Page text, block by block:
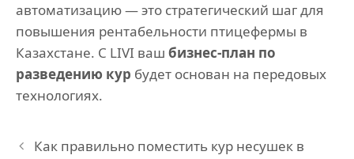
автоматизацию — это стратегический шаг для
повышения рентабельности птицефермы в
Казахстане. С LIVI ваш бизнес-план по
разведению кур будет основан на передовых
технологиях.
Как правильно поместить кур несушек в